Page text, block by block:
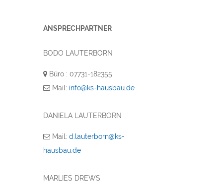
ANSPRECHPARTNER
BODO LAUTERBORN
Büro : 07731-182355
Mail: info@ks-hausbau.de
DANIELA LAUTERBORN
Mail: d.lauterborn@ks-
hausbau.de
MARLIES DREWS